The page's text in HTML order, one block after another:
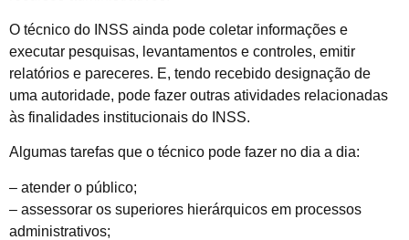
O técnico do INSS ainda pode coletar informações e
executar pesquisas, levantamentos e controles, emitir
relatórios e pareceres. E, tendo recebido designação de
uma autoridade, pode fazer outras atividades relacionadas
às finalidades institucionais do INSS.
Algumas tarefas que o técnico pode fazer no dia a dia:
– atender o público;
– assessorar os superiores hierárquicos em processos
administrativos;